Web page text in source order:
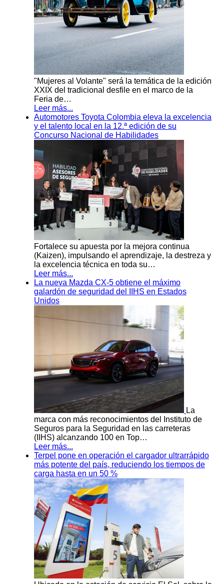
"Mujeres al Volante" será la temática de la edición
XXIX del tradicional desfile en el marco de la
Feria de…
Leer más...
Automotores Toyota Colombia eleva la excelencia
y el talento local en la 12.ª edición de su
Concurso Nacional de Habilidades
Fortalece su apuesta por la mejora continua
(Kaizen), impulsando el aprendizaje, la destreza y
la excelencia técnica en toda su…
Leer más...
La nueva Mazda CX-5 obtiene el máximo
galardón de seguridad del IIHS en Estados
Unidos
La
marca con más reconocimientos del Instituto de
Seguros para la Seguridad en las carreteras
(IIHS) alcanzando 100 en Top…
Leer más...
Terpel pone en operación el cargador ultrarrápido
más potente del país, reduciendo los tiempos de
carga hasta en un 50 %